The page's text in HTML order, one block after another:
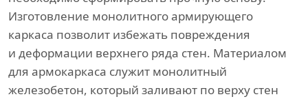
Изготовление монолитного армирующего
каркаса позволит избежать повреждения
и деформации верхнего ряда стен. Материалом
для армокаркаса служит монолитный
железобетон, который заливают по верху стен